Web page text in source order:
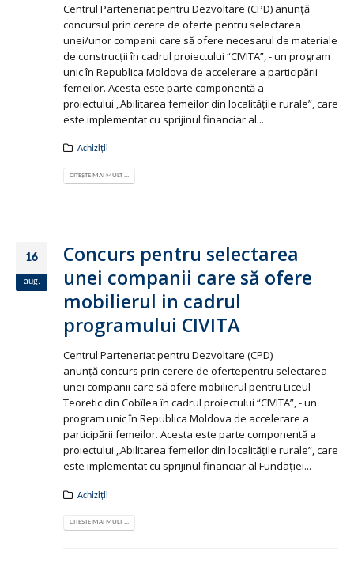
Centrul Parteneriat pentru Dezvoltare (CPD) anunţă
concursul prin cerere de oferte pentru selectarea
unei/unor companii care să ofere necesarul de materiale
de construcţii în cadrul proiectului “CIVITA”, - un program
unic în Republica Moldova de accelerare a participării
femeilor. Acesta este parte componentă a
proiectului „Abilitarea femeilor din localitățile rurale”, care
este implementat cu sprijinul financiar al...
Achiziții
CITEȘTE MAI MULT ...
16
aug.
Concurs pentru selectarea
unei companii care să ofere
mobilierul in cadrul
programului CIVITA
Centrul Parteneriat pentru Dezvoltare (CPD)
anunţă concurs prin cerere de ofertepentru selectarea
unei companii care să ofere mobilierul pentru Liceul
Teoretic din Cobîlea în cadrul proiectului “CIVITA”, - un
program unic în Republica Moldova de accelerare a
participării femeilor. Acesta este parte componentă a
proiectului „Abilitarea femeilor din localitățile rurale”, care
este implementat cu sprijinul financiar al Fundaţiei...
Achiziții
CITEȘTE MAI MULT ...